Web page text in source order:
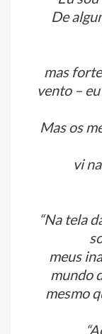
De
mas
vento –
Mas os
vi
“Na tela
meus
mundo
mesmo